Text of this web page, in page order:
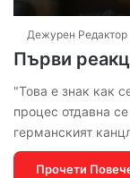
Дежурен Редактор
Първи
"Това е знак как
процес отдавна
германският
Прочети